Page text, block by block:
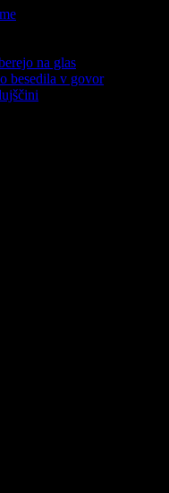
na glas
besedila v govor